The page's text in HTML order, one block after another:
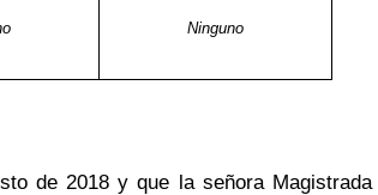
Ninguno
de 2018 y que la señora Magistrada